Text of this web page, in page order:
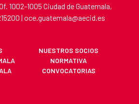
1002-1005 Ciudad de Guatemala,
| oce.guatemala@aecid.es
NUESTROS SOCIOS
NORMATIVA
CONVOCATORIAS